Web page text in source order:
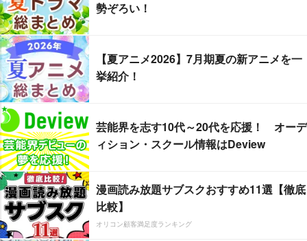
勢ぞろい！
【夏アニメ2026】7月期夏の新アニメを一
挙紹介！
芸能界を志す10代～20代を応援！ オーデ
ィション・スクール情報はDeview
漫画読み放題サブスクおすすめ11選【徹底
比較】
オリコン顧客満足度ランキング